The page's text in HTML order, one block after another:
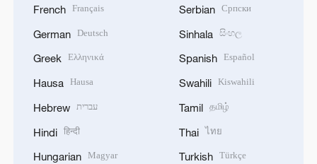
French Français
German Deutsch
Greek Ελληνικά
Hausa Hausa
Hebrew עברית
Hindi हिन्दी
Hungarian Magyar
Serbian Српски
Sinhala සිංහල
Spanish Español
Swahili Kiswahili
Tamil தமிழ்
Thai ไทย
Turkish Türkçe